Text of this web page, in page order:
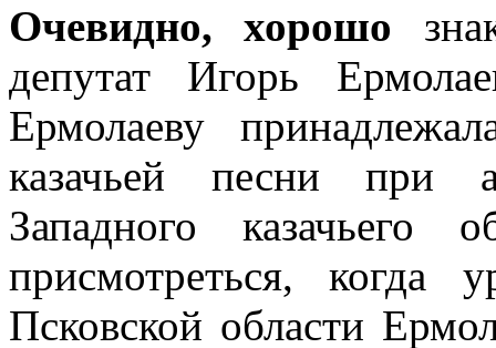
Очевидно, хорошо
депутат Игорь
Ермолаеву
казачьей песни при
Западного
присмотреться, когда
Псковской области